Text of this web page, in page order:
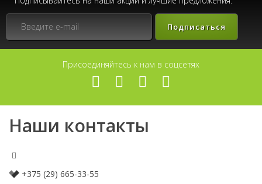
Подписаться
Присоединяйтесь к нам в соцсетях
Наши контакты
+375 (29) 665-33-55